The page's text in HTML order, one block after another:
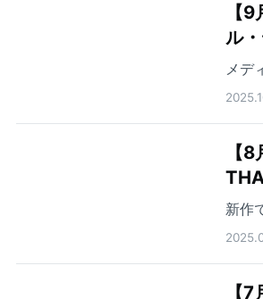
【
ル
メデ
【
新作
【